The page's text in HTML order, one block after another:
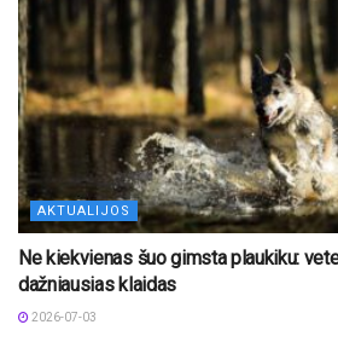
AKTUALIJOS
Ne kiekvienas šuo gimsta plaukiku:
dažniausias klaidas
2026-07-03